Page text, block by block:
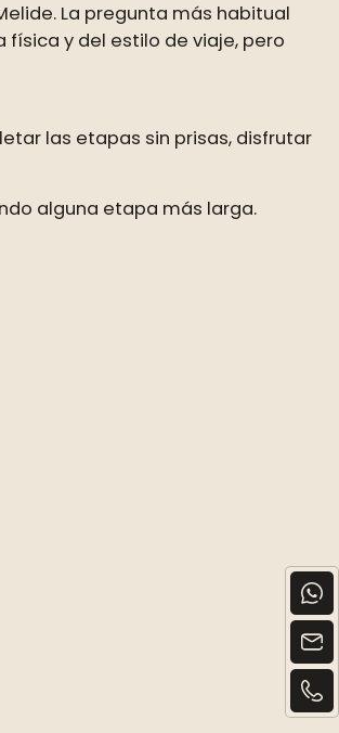
La pregunta más habitual
y del estilo de viaje, pero
las etapas sin prisas, disfrutar
alguna etapa más larga.